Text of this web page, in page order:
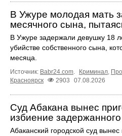
В Ужуре молодая мать
месячного сына,
В Ужуре задержали девушку 18
убийстве собственного сына,
месяца.
Источник: Babr24.com. Криминал,
Красноярск
2903 07.08.2026
Суд Абакана вынес
избиение задержанного
Абаканский городской суд